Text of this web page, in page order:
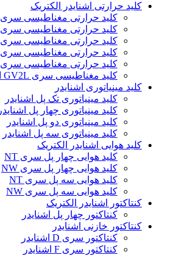
کلید حرارتی اشنایدر الکتریک
کليد حرارتی مغناطيسی سری GV2
کليد حرارتی مغناطيسی سری GV2P
کليد حرارتی مغناطيسی سری GV3
کليد حرارتی مغناطيسی سری GV4
کليد حرارتی مغناطيسی سری GV7 اشنایدر
کليد مغناطيسی سری GV2L اشنایدر
کلید مينياتوری اشنایدر
کلید مینیاتوری تک پل اشنایدر
کلید مینیاتوری چهار پل اشنایدر
کلید مینیاتوری دو پل اشنایدر
کلید مینیاتوری سه پل اشنایدر
کلید هوایی اشنایدر الکتریک
کلید هوایی چهار پل سری NT
کلید هوایی چهار پل سری NW
کلید هوایی سه پل سری NT
کلید هوایی سه پل سری NW
کنتاکتور اشنایدر الکتریک
کنتاکتور چهار پل اشنایدر
کنتاکتور خازنی اشنایدر
کنتاکتور سری D اشنایدر
کنتاکتور سری F اشنایدر